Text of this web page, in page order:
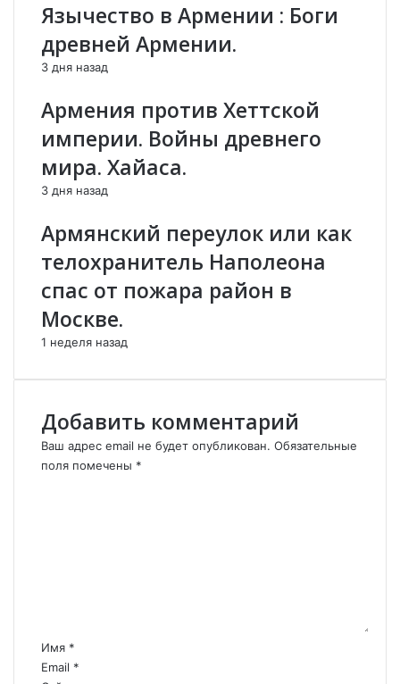
ш
п
и
Т
й
н
в
е
к
а
м
е
и
с
е
в
н
о
н
м
п
Язычество в Армении : Боги
древней Армении.
3 дня назад
Армения против Хеттской
империи. Войны древнего
мира. Хайаса.
3 дня назад
Армянский переулок или как
телохранитель Наполеона
спас от пожара район в
Москве.
1 неделя назад
Добавить комментарий
Ваш адрес email не будет опубликован. Обязательные
поля помечены *
р
и
Имя *
Email *